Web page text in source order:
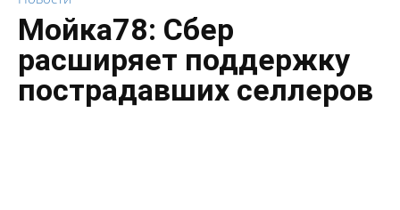
Мойка78: Сбер
расширяет поддержку
пострадавших селлеров